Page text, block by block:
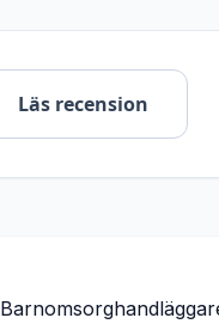
Läs recension